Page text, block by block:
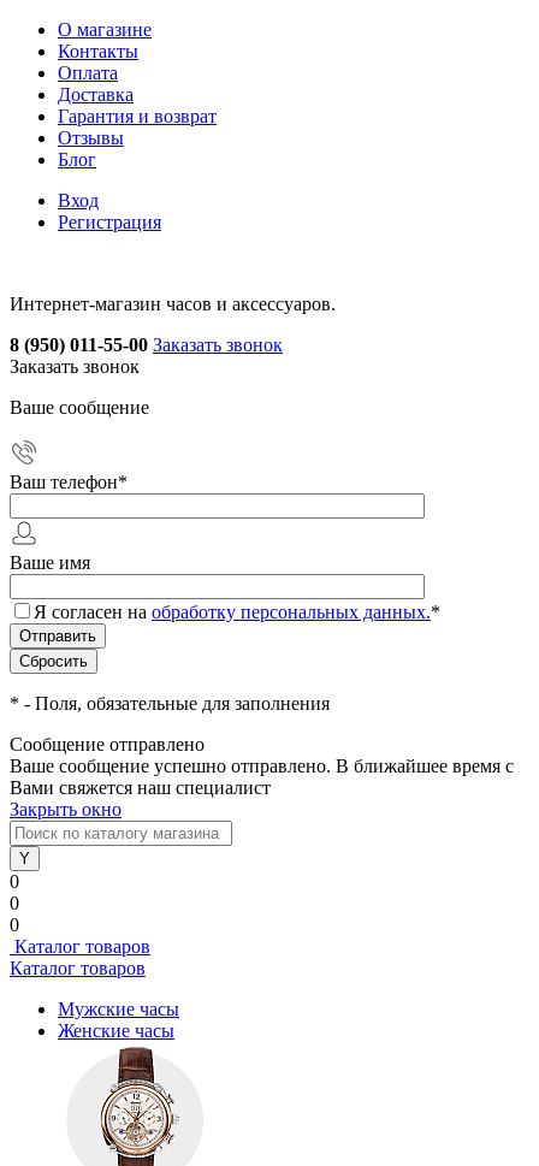
О магазине
Контакты
Оплата
Доставка
Гарантия и возврат
Отзывы
Блог
Вход
Регистрация
Интернет-магазин часов и аксессуаров.
8 (950) 011-55-00 Заказать звонок
Заказать звонок
Ваше сообщение
Ваш телефон*
Ваше имя
Я согласен на обработку персональных данных.*
* - Поля, обязательные для заполнения
Сообщение отправлено
Ваше сообщение успешно отправлено. В ближайшее время с
Вами свяжется наш специалист
Закрыть окно
0
0
0
Каталог товаров
Каталог товаров
Мужские часы
Женские часы